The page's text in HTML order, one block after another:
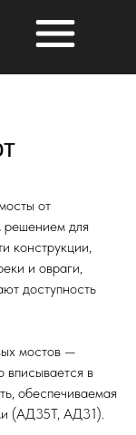
от
для
конструкции,
и овраги,
доступность
мостов —
вписывается в
обеспечиваемая
(АД35Т, АД31).